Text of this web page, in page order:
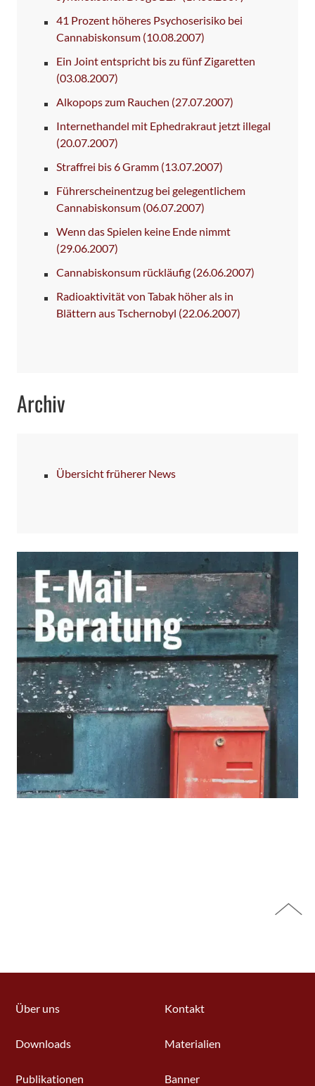
41 Prozent höheres Psychoserisiko bei
Cannabiskonsum (10.08.2007)
Ein Joint entspricht bis zu fünf Zigaretten
(03.08.2007)
Alkopops zum Rauchen (27.07.2007)
Internethandel mit Ephedrakraut jetzt illegal
(20.07.2007)
Straffrei bis 6 Gramm (13.07.2007)
Führerscheinentzug bei gelegentlichem
Cannabiskonsum (06.07.2007)
Wenn das Spielen keine Ende nimmt
(29.06.2007)
Cannabiskonsum rückläufig (26.06.2007)
Radioaktivität von Tabak höher als in
Blättern aus Tschernobyl (22.06.2007)
Archiv
Übersicht früherer News
Über uns Kontakt
Downloads Materialien
Publikationen Banner